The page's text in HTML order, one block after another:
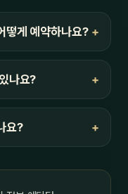
떻게 예약하나요?
나요?
요?